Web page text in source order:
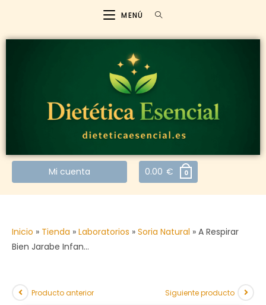
MENÚ
Mi cuenta 0.00 € 0
Inicio » Tienda » Laboratorios » Soria Natural » A Respirar
Bien Jarabe Infan…
Producto anterior Siguiente producto